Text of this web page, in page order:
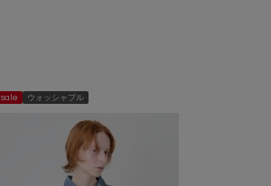
sale ウォッシャブル